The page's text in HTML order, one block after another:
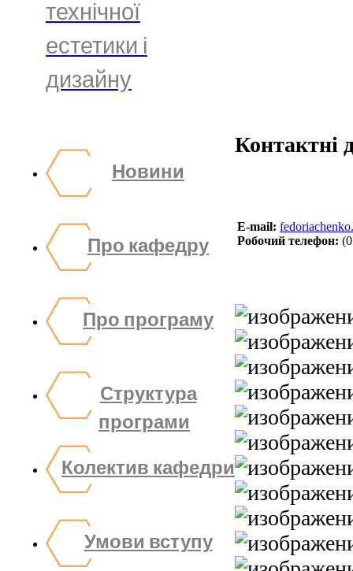
технічної
естетики і
дизайну
Новини
Про кафедру
Про програму
Структура
програми
Колектив кафедри
Умови вступу
Контактні
E-mail:
Робочий телефон: